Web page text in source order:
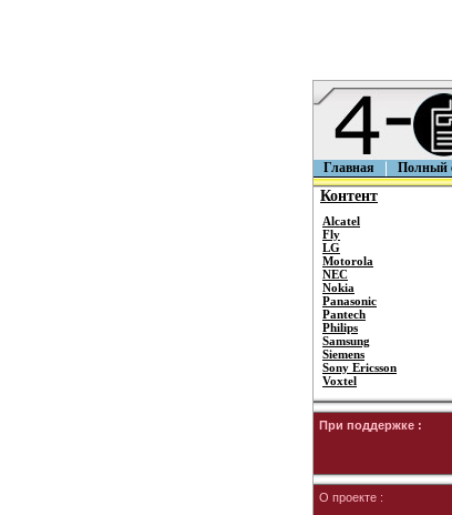
Главная Полный
Контент
Alcatel
Fly
LG
Motorola
NEC
Nokia
Panasonic
Pantech
Philips
Samsung
Siemens
Sony Ericsson
Voxtel
При поддержке :
О проекте :